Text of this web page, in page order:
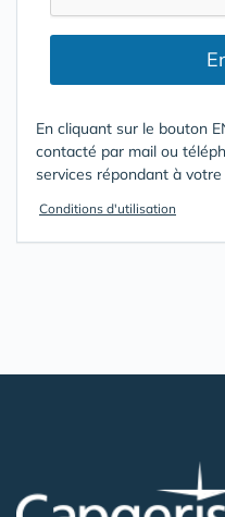
En cliquant sur le bouton
contacté par mail ou
services répondant à
Conditions d'utilisation